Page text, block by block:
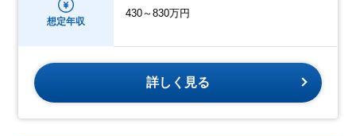
想定年収
430～830万円
詳しく見る